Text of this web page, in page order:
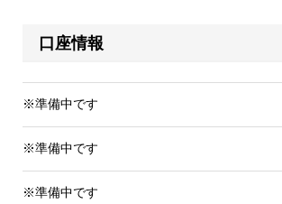
口座情報
※準備中です
※準備中です
※準備中です